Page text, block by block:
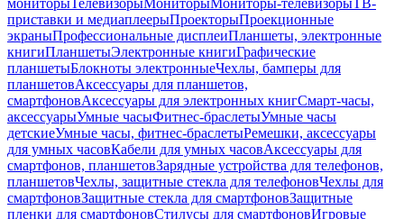
мониторыТелевизорыМониторыМониторы-телевизорыТВ-
приставки и медиаплеерыПроекторыПроекционные
экраныПрофессиональные дисплеиПланшеты, электронные
книгиПланшетыЭлектронные книгиГрафические
планшетыБлокноты электронныеЧехлы, бамперы для
планшетовАксессуары для планшетов,
смартфоновАксессуары для электронных книгСмарт-часы,
аксессуарыУмные часыФитнес-браслетыУмные часы
детскиеУмные часы, фитнес-браслетыРемешки, аксессуары
для умных часовКабели для умных часовАксессуары для
смартфонов, планшетовЗарядные устройства для телефонов,
планшетовЧехлы, защитные стекла для телефоновЧехлы для
смартфоновЗащитные стекла для смартфоновЗащитные
пленки для смартфоновСтилусы для смартфоновИгровые